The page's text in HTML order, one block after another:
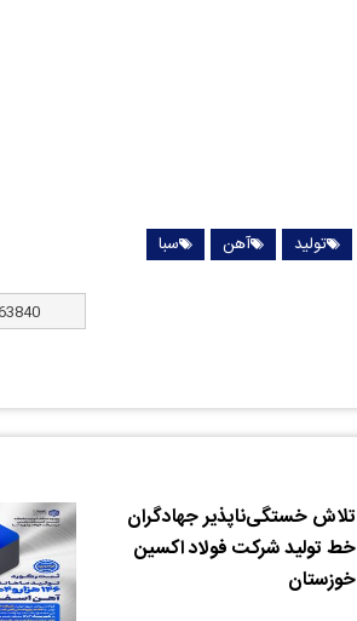
تولید آهن سبا
تلاش خستگی‌ناپذیر جهادگران
خط تولید شرکت فولاد اکسین
خوزستان